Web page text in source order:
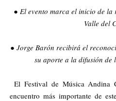
● El evento marca el inicio de
Valle del
● Jorge Barón recibirá el
su aporte a la difusión de
El Festival de Música Andina
encuentro más importante de